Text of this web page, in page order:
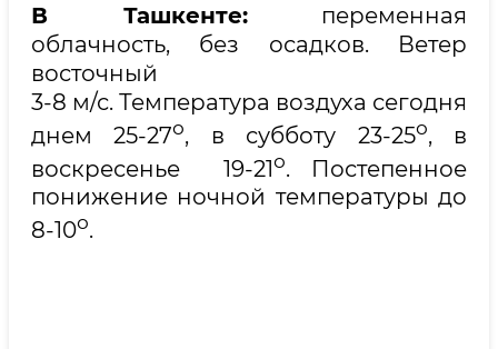
В Ташкенте:переменная
облачность, без осадков. Ветер
восточный
3-8 м/с. Температура воздуха сегодня
днем 25-27о, в субботу 23-25о, в
воскресенье 19-21о. Постепенное
понижение ночной температуры до
8-10о.